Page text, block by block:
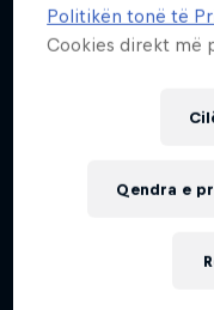
Politikën tonë të
Cookies direkt më
Qendra e